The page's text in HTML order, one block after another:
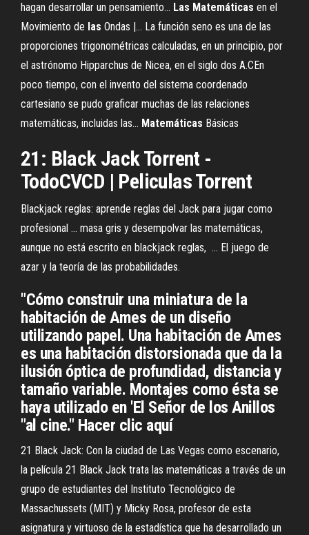
hagan desarrollar un pensamiento... Las Matemáticas en el
Movimiento de las Ondas |… La función seno es una de las
proporciones trigonométricas calculadas, en un principio, por
el astrónomo Hipparchus de Nicea, en el siglo dos A.CEn
poco tiempo, con el invento del sistema coordenado
cartesiano se pudo graficar muchas de las relaciones
matemáticas, incluidas las... Matemáticas Básicas
21: Black Jack Torrent -
TodoCVCD | Peliculas Torrent
Blackjack reglas: aprende reglas del Jack para jugar como
profesional ... masa gris y desempolvar las matemáticas,
aunque no está escrito en blackjack reglas, ... El juego de
azar y la teoría de las probabilidades.
"Cómo construir una miniatura de la
habitación de Ames de un diseño
utilizando papel. Una habitación de Ames
es una habitación distorsionada que da la
ilusión óptica de profundidad, distancia y
tamaño variable. Montajes como ésta se
haya utilizado en 'El Señor de los Anillos
"al cine." Hacer clic aquí
21 Black Jack: Con la ciudad de Las Vegas como escenario,
la película 21 Black Jack trata las matemáticas a través de un
grupo de estudiantes del Instituto Tecnológico de
Massachussets (MIT) y Micky Rosa, profesor de esta
asignatura y virtuoso de la estadística que ha desarrollado un